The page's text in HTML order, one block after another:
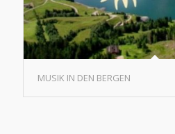
MUSIK IN DEN BERGEN